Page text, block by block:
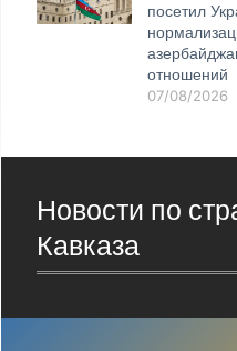
посетил
отношений
07/08/2026
Новости по
Кавказа